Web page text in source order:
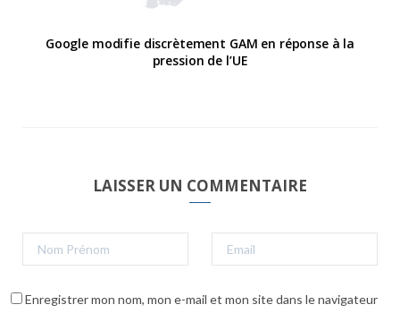
Google modifie discrètement GAM en réponse à la
pression de l’UE
LAISSER UN COMMENTAIRE
Enregistrer mon nom, mon e-mail et mon site dans le navigateur